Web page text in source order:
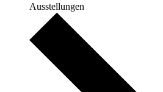
Ausstellungen